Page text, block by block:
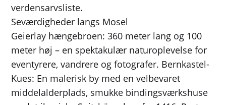
verdensarvsliste.
Seværdigheder langs Mosel
Geierlay hængebroen: 360 meter lang og 100
meter høj – en spektakulær naturoplevelse for
eventyrere, vandrere og fotografer. Bernkastel-
Kues: En malerisk by med en velbevaret
middelalderplads, smukke bindingsværkshuse